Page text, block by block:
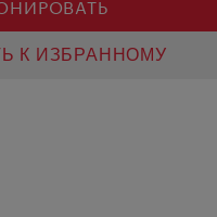
К ИЗБРАННОМУ